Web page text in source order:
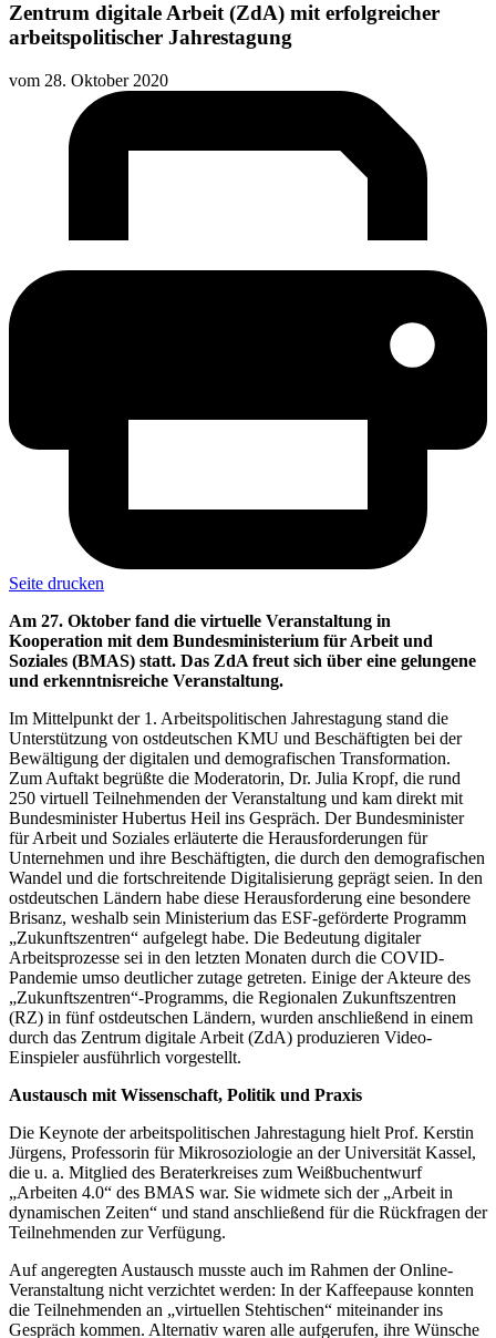
Zentrum digitale Arbeit (ZdA) mit erfolgreicher
arbeitspolitischer Jahrestagung
vom 28. Oktober 2020
Seite drucken
Am 27. Oktober fand die virtuelle Veranstaltung in
Kooperation mit dem Bundesministerium für Arbeit und
Soziales (BMAS) statt. Das ZdA freut sich über eine gelungene
und erkenntnisreiche Veranstaltung.
Im Mittelpunkt der 1. Arbeitspolitischen Jahrestagung stand die
Unterstützung von ostdeutschen KMU und Beschäftigten bei der
Bewältigung der digitalen und demografischen Transformation.
Zum Auftakt begrüßte die Moderatorin, Dr. Julia Kropf, die rund
250 virtuell Teilnehmenden der Veranstaltung und kam direkt mit
Bundesminister Hubertus Heil ins Gespräch. Der Bundesminister
für Arbeit und Soziales erläuterte die Herausforderungen für
Unternehmen und ihre Beschäftigten, die durch den demografischen
Wandel und die fortschreitende Digitalisierung geprägt seien. In den
ostdeutschen Ländern habe diese Herausforderung eine besondere
Brisanz, weshalb sein Ministerium das ESF-geförderte Programm
„Zukunftszentren“ aufgelegt habe. Die Bedeutung digitaler
Arbeitsprozesse sei in den letzten Monaten durch die COVID-
Pandemie umso deutlicher zutage getreten. Einige der Akteure des
„Zukunftszentren“-Programms, die Regionalen Zukunftszentren
(RZ) in fünf ostdeutschen Ländern, wurden anschließend in einem
durch das Zentrum digitale Arbeit (ZdA) produzieren Video-
Einspieler ausführlich vorgestellt.
Austausch mit Wissenschaft, Politik und Praxis
Die Keynote der arbeitspolitischen Jahrestagung hielt Prof. Kerstin
Jürgens, Professorin für Mikrosoziologie an der Universität Kassel,
die u. a. Mitglied des Beraterkreises zum Weißbuchentwurf
„Arbeiten 4.0“ des BMAS war. Sie widmete sich der „Arbeit in
dynamischen Zeiten“ und stand anschließend für die Rückfragen der
Teilnehmenden zur Verfügung.
Auf angeregten Austausch musste auch im Rahmen der Online-
Veranstaltung nicht verzichtet werden: In der Kaffeepause konnten
die Teilnehmenden an „virtuellen Stehtischen“ miteinander ins
Gespräch kommen. Alternativ waren alle aufgerufen, ihre Wünsche